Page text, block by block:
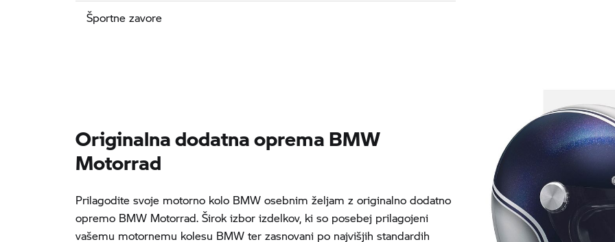
Športne zavore
Originalna dodatna oprema BMW
Motorrad
Prilagodite svoje motorno kolo BMW osebnim željam z originalno dodatno
opremo BMW Motorrad. Širok izbor izdelkov, ki so posebej prilagojeni
vašemu motornemu kolesu BMW ter zasnovani po najvišjih standardih